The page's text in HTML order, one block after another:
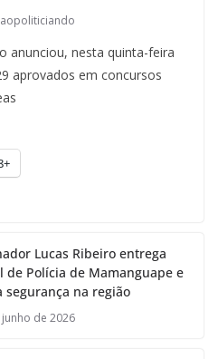
anunciou, nesta quinta-feira
aprovados em concursos
Lucas Ribeiro entrega
de Polícia de Mamanguape e
segurança na região
de 2026